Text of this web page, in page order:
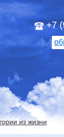
+7
из жизни